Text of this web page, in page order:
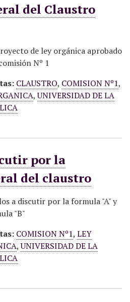
del Claustro
de ley orgánica aprobado
Nº 1
CLAUSTRO, COMISION Nº1,
,UNIVERSIDAD DE LA
por la
del claustro
a discutir por la formula "A" y
"B"
COMISION Nº1, LEY
,UNIVERSIDAD DE LA